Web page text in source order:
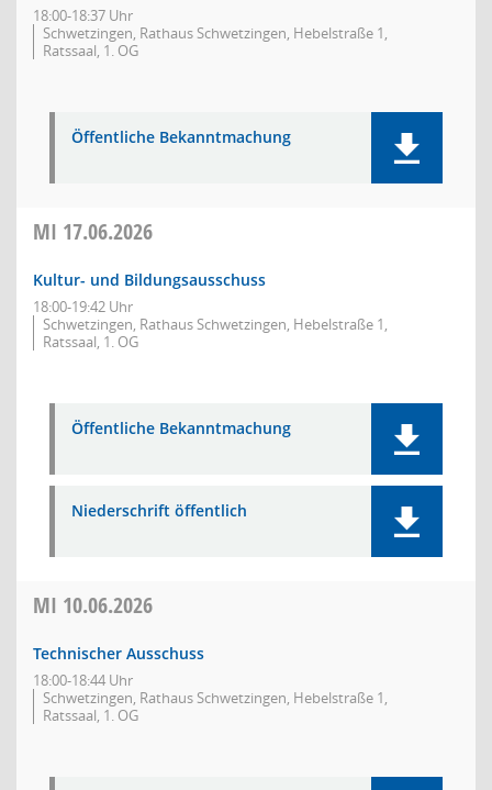
18:00-18:37 Uhr
Schwetzingen, Rathaus Schwetzingen, Hebelstraße 1,
Ratssaal, 1. OG
Öffentliche Bekanntmachung
MI 17.06.2026
Kultur- und Bildungsausschuss
18:00-19:42 Uhr
Schwetzingen, Rathaus Schwetzingen, Hebelstraße 1,
Ratssaal, 1. OG
Öffentliche Bekanntmachung
Niederschrift öffentlich
MI 10.06.2026
Technischer Ausschuss
18:00-18:44 Uhr
Schwetzingen, Rathaus Schwetzingen, Hebelstraße 1,
Ratssaal, 1. OG